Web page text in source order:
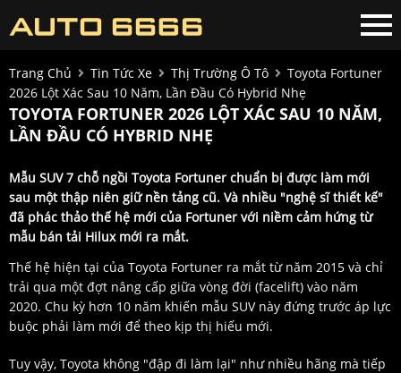
Trang Chủ Tin Tức Xe Thị Trường Ô Tô
Toyota Fortuner
2026 Lột Xác Sau 10 Năm, Lần Đầu Có Hybrid Nhẹ
TOYOTA FORTUNER 2026 LỘT XÁC SAU 10 NĂM,
LẦN ĐẦU CÓ HYBRID NHẸ
Mẫu SUV 7 chỗ ngồi Toyota Fortuner chuẩn bị được làm mới
sau một thập niên giữ nền tảng cũ. Và nhiều "nghệ sĩ thiết kế"
đã phác thảo thế hệ mới của Fortuner với niềm cảm hứng từ
mẫu bán tải Hilux mới ra mắt.
Thế hệ hiện tại của Toyota Fortuner ra mắt từ năm 2015 và chỉ
trải qua một đợt nâng cấp giữa vòng đời (facelift) vào năm
2020. Chu kỳ hơn 10 năm khiến mẫu SUV này đứng trước áp lực
buộc phải làm mới để theo kịp thị hiếu mới.
Tuy vậy, Toyota không "đập đi làm lại" như nhiều hãng mà tiếp